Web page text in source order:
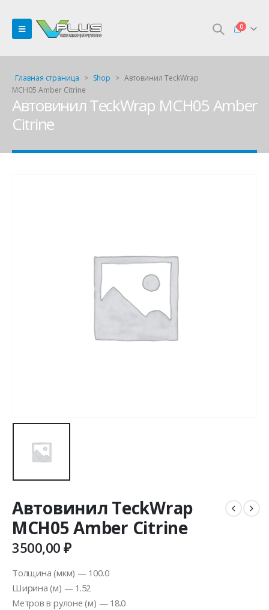
0
Главная страница > Shop > Автовинил TeckWrap
MCH05 Amber Citrine
Автовинил TeckWrap MCH05 Amber
Citrine
Автовинил TeckWrap
MCH05 Amber Citrine
3500,00₽
Толщина (мкм) — 100.0
Ширина (м) — 1.52
Метров в рулоне (м) — 18.0